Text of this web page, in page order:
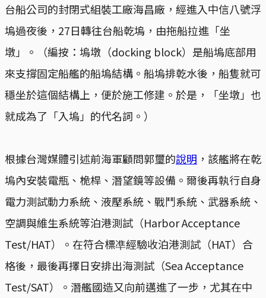
台船公司的封閉式組裝工廠海昌廠，經進入中信八號浮
塢過夜後，27日轉往台船乾塢，由拖船拉進「坐
墩」。（編按：塢墩（docking block）是船塢底部用
來支撐固定船艦的船塢結構。船塢排乾水後，船隻就可
穩坐於這個結構上，便於施工修建。於是，「坐墩」也
就成為了「入塢」的代名詞。）
根據台灣媒體引述前海軍顧問郭璽的說明 ，該艦將在乾
塢內安裝電瓶、桅桿、潛望鏡等設備。爾後再執行自身
電力測試動力系統、液壓系統、戰鬥系統、武器系統、
空調與維生系統等泊港測試（Harbor Acceptance
Test/HAT）。在符合標凖經驗收泊港測試（HAT）合
格後，最後再擇日安排出海測試（Sea Acceptance
Test/SAT）。潛艦國造又向前邁進了一步，尤其在中